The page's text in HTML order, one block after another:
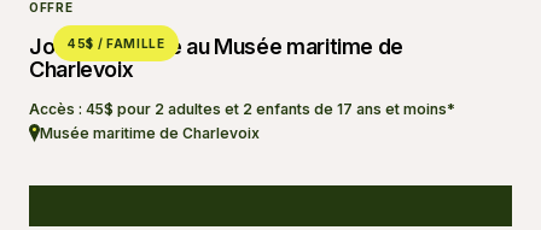
OFFRE
Journée famille au Musée maritime de
Charlevoix
45$ / FAMILLE
Accès : 45$ pour 2 adultes et 2 enfants de 17 ans et moins*
Musée maritime de Charlevoix